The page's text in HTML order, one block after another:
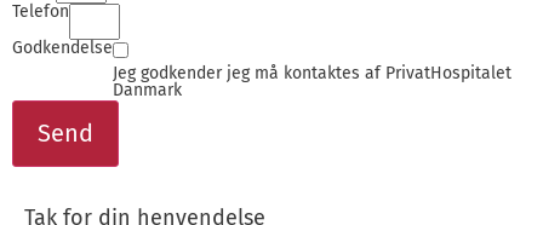
Telefon
Godkendelse
Jeg godkender jeg må kontaktes af PrivatHospitalet
Danmark
Send
Tak for din henvendelse